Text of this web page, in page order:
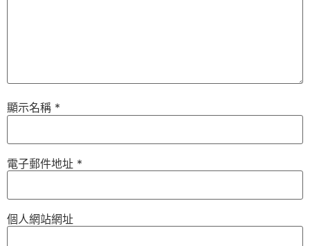
顯示名稱 *
電子郵件地址 *
個人網站網址